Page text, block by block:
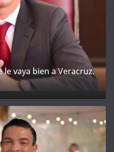
vaya bien a Veracruz.